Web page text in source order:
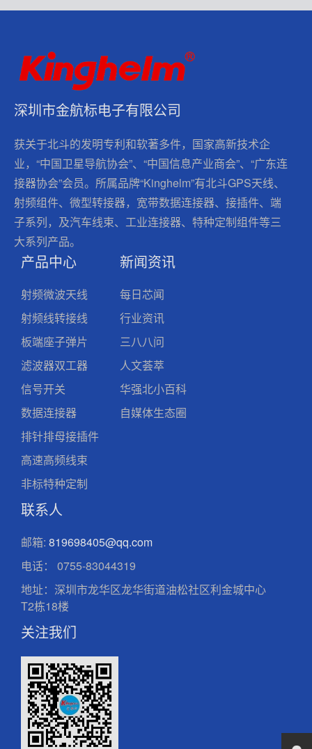
深圳市金航标电子有限公司
获关于北斗的发明专利和软著多件，国家高新技术企
业，“中国卫星导航协会”、“中国信息产业商会”、“广东连
接器协会”会员。所属品牌“Kinghelm”有北斗GPS天线、
射频组件、微型转接器，宽带数据连接器、接插件、端
子系列，及汽车线束、工业连接器、特种定制组件等三
大系列产品。
产品中心
射频微波天线
射频线转接线
板端座子弹片
滤波器双工器
信号开关
数据连接器
排针排母接插件
高速高频线束
非标特种定制
新闻资讯
每日芯闻
行业资讯
三八八问
人文荟萃
华强北小百科
自媒体生态圈
联系人
邮箱: 819698405@qq.com
电话：
0755-83044319
地址：深圳市龙华区龙华街道油松社区利金城中心
T2栋18楼
关注我们